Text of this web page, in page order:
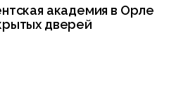
академия в Орле
дверей